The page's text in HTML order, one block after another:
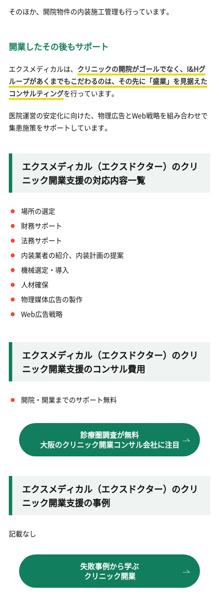
そのほか、開院物件の内装施工管理も行っています。
開業したその後もサポート
エクスメディカルは、 クリニックの開院がゴールでなく、I&Hグ
ループがあくまでもこだわるのは、その先に「盛業」を見据えた
コンサルティングを行っています。
医院運営の安定化に向けた、物理広告とWeb戦略を組み合わせで
集患施策をサポートしています。
エクスメディカル（エクスドクター）のクリ
ニック開業支援の対応内容一覧
場所の選定
財務サポート
法務サポート
内装業者の紹介、内装計画の提案
機械選定・導入
人材確保
物理媒体広告の製作
Web広告戦略
エクスメディカル（エクスドクター）のクリ
ニック開業支援のコンサル費用
開院・開業までのサポート無料
診療圏調査が無料
大阪のクリニック開業コンサル会社に注目
エクスメディカル（エクスドクター）のクリ
ニック開業支援の事例
記載なし
失敗事例から学ぶ
クリニック開業